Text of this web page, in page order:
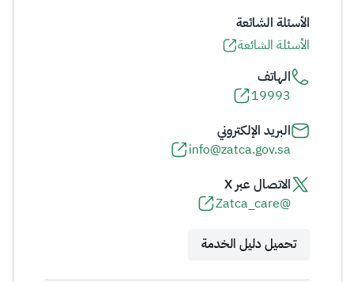
الأسئلة الشائعة
الأسئلة الشائعة
الهاتف
19993
البريد الإلكتروني
info@zatca.gov.sa
الاتصال عبر X
@Zatca_care
تحميل دليل الخدمة